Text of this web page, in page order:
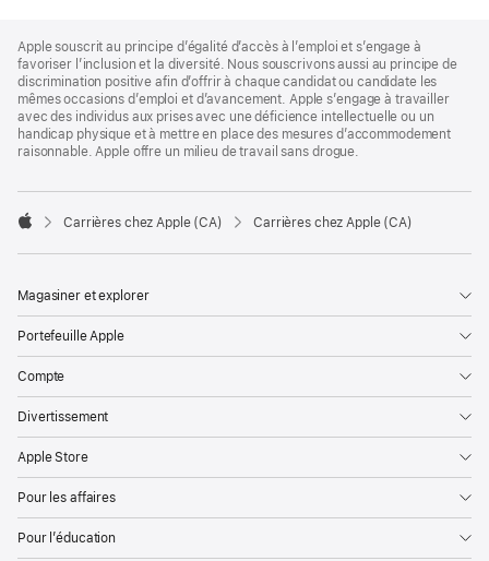
Footer
Apple souscrit au principe d’égalité d’accès à l’emploi et s’engage à
favoriser l’inclusion et la diversité. Nous souscrivons aussi au principe de
discrimination positive afin d’offrir à chaque candidat ou candidate les
mêmes occasions d’emploi et d’avancement. Apple s’engage à travailler
avec des individus aux prises avec une déficience intellectuelle ou un
handicap physique et à mettre en place des mesures d’accommodement
raisonnable. Apple offre un milieu de travail sans drogue.

Carrières chez Apple (CA) Carrières chez Apple (CA)
Magasiner et explorer
Portefeuille Apple
Compte
Divertissement
Apple Store
Pour les affaires
Pour l’éducation